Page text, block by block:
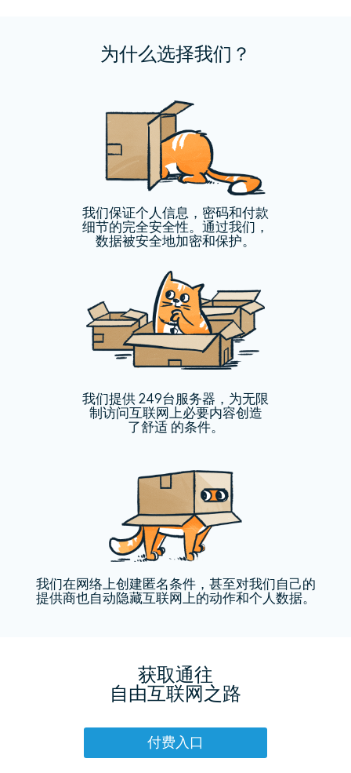
为什么选择我们？
我们保证个人信息，密码和付款
细节的完全安全性。通过我们，
数据被安全地加密和保护。
我们提供 249台服务器，为无限
制访问互联网上必要内容创造
了舒适 的条件。
我们在网络上创建匿名条件，甚至对我们自己的
提供商也自动隐藏互联网上的动作和个人数据。
获取通往
自由互联网之路
付费入口